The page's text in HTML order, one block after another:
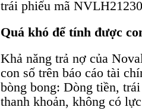
trái phiếu mã
Quá khó để tính được
Khả năng trả nợ của
con số trên báo cáo tài
bòng bong: Dòng tiền,
thanh khoản, không có